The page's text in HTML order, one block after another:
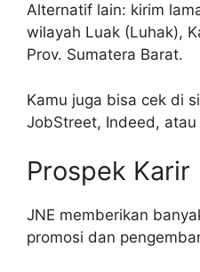
Alternatif lain: kirim
wilayah Luak (Luhak),
Prov. Sumatera Barat.
Kamu juga bisa cek di
JobStreet, Indeed, atau
Prospek Karir
JNE memberikan
promosi dan